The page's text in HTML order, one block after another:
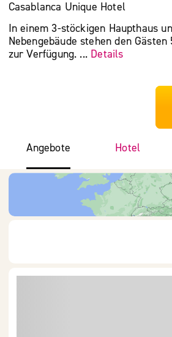
Casablanca Unique Hotel
In einem 3-stöckigen Haupthaus
Nebengebäude stehen den
zur Verfügung. ... Details
Angebote Hotel